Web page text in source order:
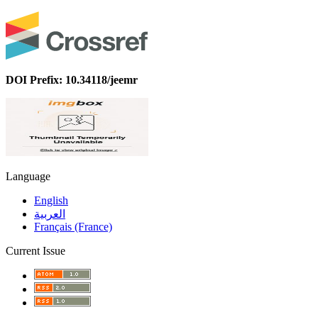
DOI Prefix: 10.34118/jeemr
Language
English
العربية
Français (France)
Current Issue